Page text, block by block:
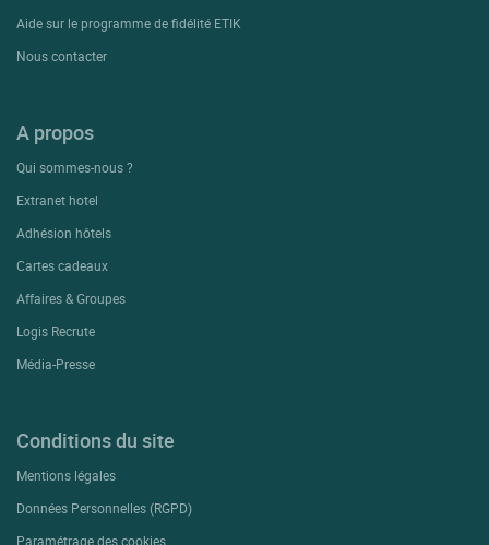
Aide sur le programme de fidélité ETIK
Nous contacter
A propos
Qui sommes-nous ?
Extranet hotel
Adhésion hôtels
Cartes cadeaux
Affaires & Groupes
Logis Recrute
Média-Presse
Conditions du site
Mentions légales
Données Personnelles (RGPD)
Paramétrage des cookies